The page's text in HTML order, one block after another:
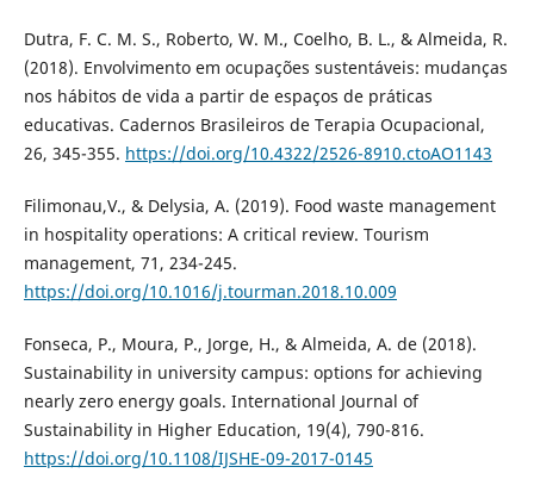
Dutra, F. C. M. S., Roberto, W. M., Coelho, B. L., & Almeida, R.
(2018). Envolvimento em ocupações sustentáveis: mudanças
nos hábitos de vida a partir de espaços de práticas
educativas. Cadernos Brasileiros de Terapia Ocupacional,
26, 345-355. https://doi.org/10.4322/2526-8910.ctoAO1143
Filimonau,V., & Delysia, A. (2019). Food waste management
in hospitality operations: A critical review. Tourism
management, 71, 234-245.
https://doi.org/10.1016/j.tourman.2018.10.009
Fonseca, P., Moura, P., Jorge, H., & Almeida, A. de (2018).
Sustainability in university campus: options for achieving
nearly zero energy goals. International Journal of
Sustainability in Higher Education, 19(4), 790-816.
https://doi.org/10.1108/IJSHE-09-2017-0145